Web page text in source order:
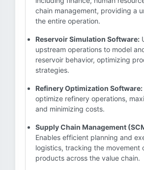
chain management, providing a
the entire operation.
Reservoir Simulation Software:
upstream operations to model
reservoir behavior, optimizing
strategies.
Refinery Optimization Software:
optimize refinery operations,
and minimizing costs.
Supply Chain Management
Enables efficient planning and
logistics, tracking the movement
products across the value chain.